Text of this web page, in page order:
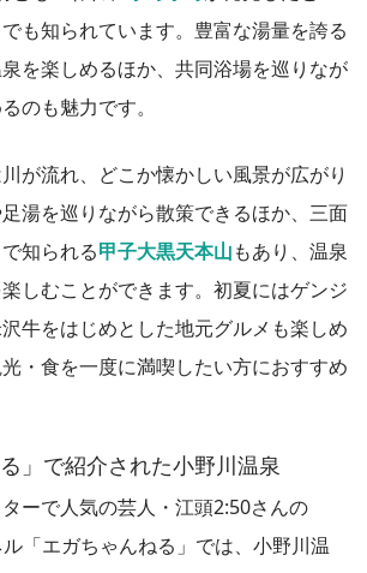
も知られています。豊富な湯量を誇る
を楽しめるほか、共同浴場を巡りなが
のも魅力です。
が流れ、どこか懐かしい風景が広がり
湯を巡りながら散策できるほか、三面
知られる甲子大黒天本山もあり、温泉
しむことができます。初夏にはゲンジ
牛をはじめとした地元グルメも楽しめ
・食を一度に満喫したい方におすすめ
」で紹介された小野川温泉
ーで人気の芸人・江頭2:50さんの
「エガちゃんねる」では、小野川温